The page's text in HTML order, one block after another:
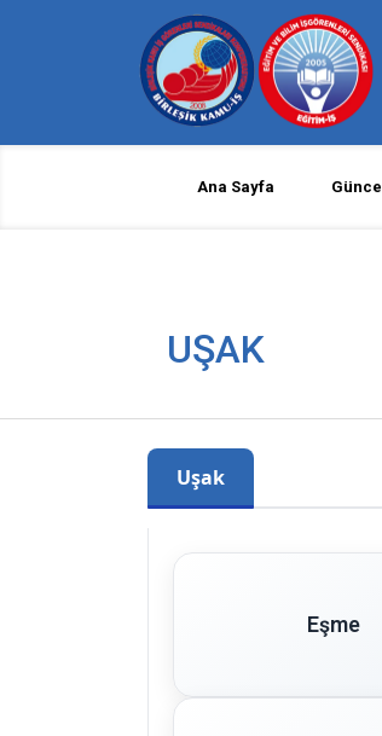
Ana Sayfa Güncel
UŞAK
Uşak
Eşme